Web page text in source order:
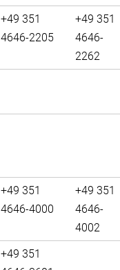
+49 351
4646-2205
+49 351
4646-
2262
+49 351
4646-4000
+49 351
4646-
4002
+49 351